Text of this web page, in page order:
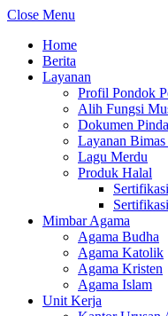
Close Menu
Home
Berita
Layanan
Profil Pondok
Alih Fungsi
Dokumen
Layanan
Lagu Merdu
Produk Halal
Mimbar Agama
Agama Budha
Agama Katolik
Agama Kristen
Agama Islam
Unit Kerja